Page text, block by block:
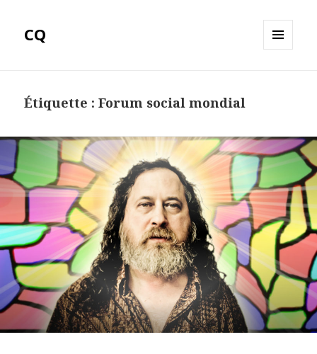
CQ
Étiquette :Forum social mondial